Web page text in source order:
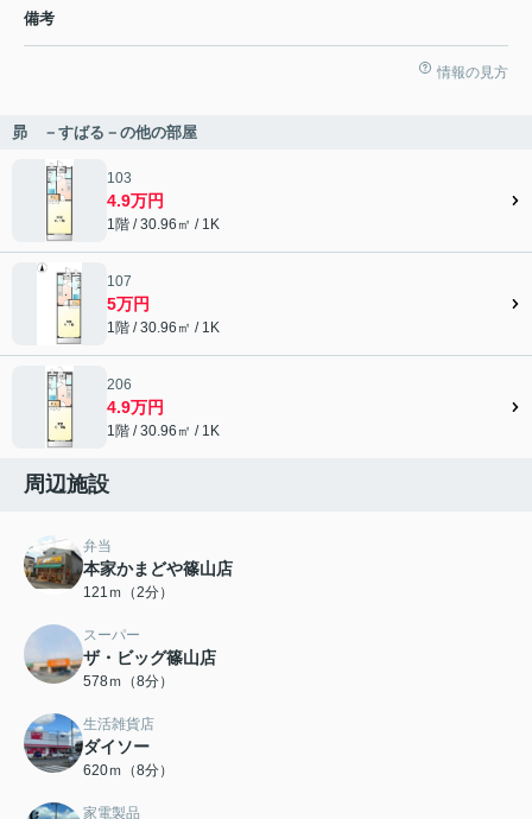
備考
情報の見方
昴 －すばる－の他の部屋
103
4.9万円
1階 / 30.96㎡ / 1K
107
5万円
1階 / 30.96㎡ / 1K
206
4.9万円
1階 / 30.96㎡ / 1K
周辺施設
弁当
本家かまどや篠山店
121ｍ（2分）
スーパー
ザ・ビッグ篠山店
578ｍ（8分）
生活雑貨店
ダイソー
620ｍ（8分）
家電製品